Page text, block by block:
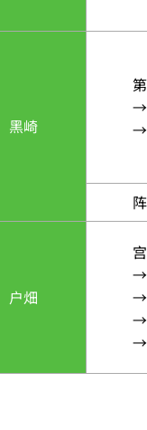
黑崎
→
→
户畑
→
→
→
→